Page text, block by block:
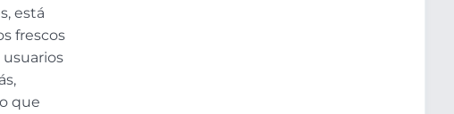
está
frescos
que